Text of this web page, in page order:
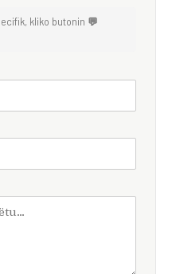
kliko butonin 💬